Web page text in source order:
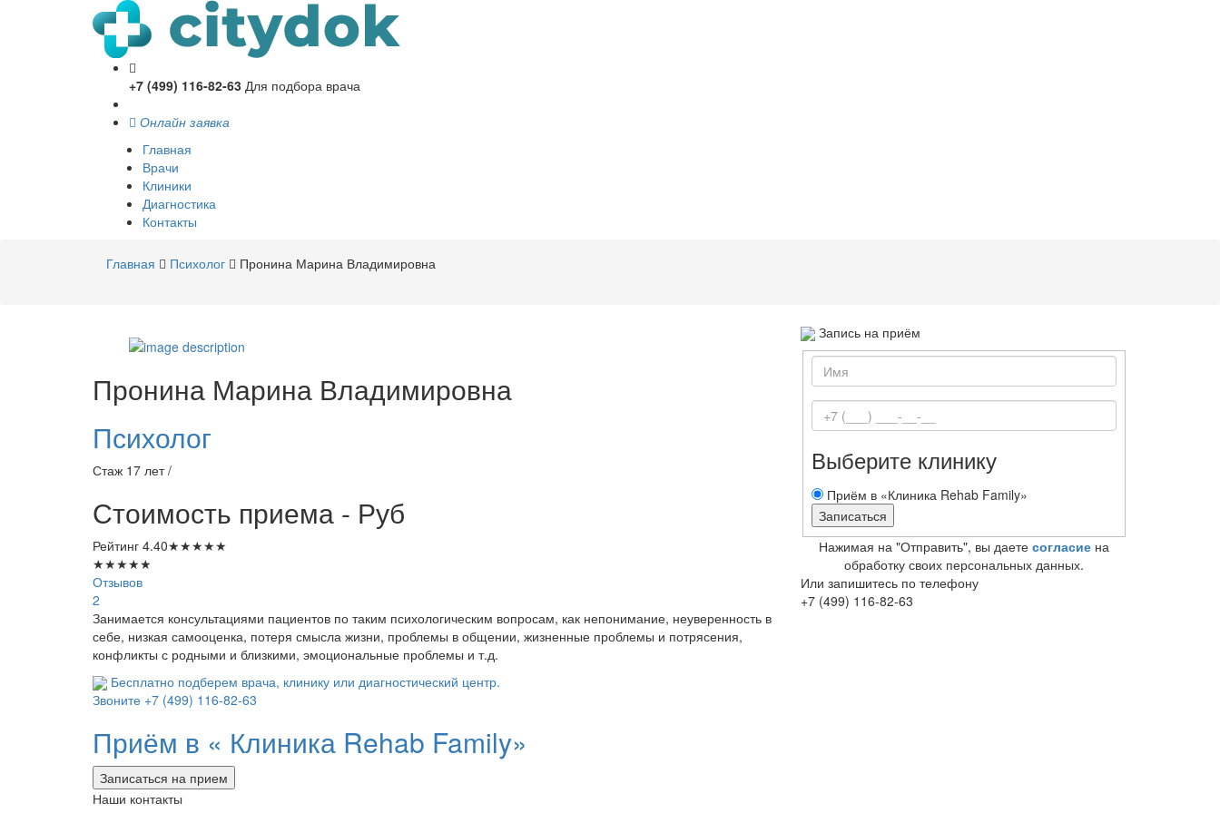
+7 (499) 116-82-63 Для подбора врача
Онлайн заявка
Главная
Врачи
Клиники
Диагностика
Контакты
Главная Психолог Пронина Марина Владимировна
Пронина Марина Владимировна
Психолог
Стаж 17 лет /
Стоимость приема - Руб
Рейтинг 4.40★★★★★
★★★★★
Отзывов
2
Занимается консультациями пациентов по таким психологическим вопросам, как непонимание, неуверенность в
себе, низкая самооценка, потеря смысла жизни, проблемы в общении, жизненные проблемы и потрясения,
конфликты с родными и близкими, эмоциональные проблемы и т.д.
Бесплатно подберем врача, клинику или диагностический центр.
Звоните +7 (499) 116-82-63
Запись на приём
Выберите клинику
Приём в «Клиника Rehab Family»
Нажимая на "Отправить", вы даете согласие на
обработку своих персональных данных.
Или запишитесь по телефону
+7 (499) 116-82-63
Приём в « Клиника Rehab Family»
Записаться на прием
Наши контакты